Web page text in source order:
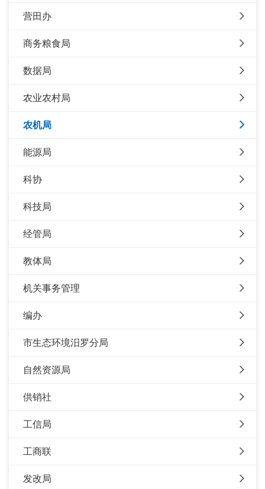
营田办
商务粮食局
数据局
农业农村局
农机局
能源局
科协
科技局
经管局
教体局
机关事务管理
编办
市生态环境汨罗分局
自然资源局
供销社
工信局
工商联
发改局